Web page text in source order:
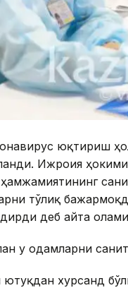
юқтириш
Ижроия
тўлиқ
деб айта
у одамларни
хурсанд